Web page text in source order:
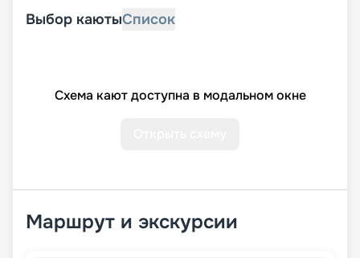
Выбор каютыСписок
Схема кают доступна в модальном окне
Маршрут и экскурсии